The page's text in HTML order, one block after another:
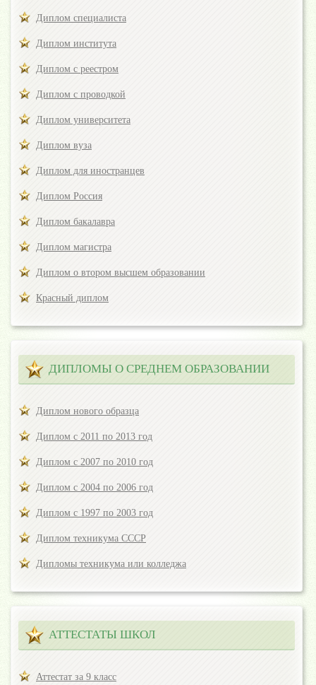
Диплом специалиста
Диплом института
Диплом с реестром
Диплом с проводкой
Диплом университета
Диплом вуза
Диплом для иностранцев
Диплом Россия
Диплом бакалавра
Диплом магистра
Диплом о втором высшем образовании
Красный диплом
ДИПЛОМЫ О СРЕДНЕМ ОБРАЗОВАНИИ
Диплом нового образца
Диплом с 2011 по 2013 год
Диплом с 2007 по 2010 год
Диплом с 2004 по 2006 год
Диплом с 1997 по 2003 год
Диплом техникума СССР
Дипломы техникума или колледжа
АТТЕСТАТЫ ШКОЛ
Аттестат за 9 класс